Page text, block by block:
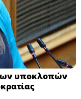
υποκλοπών